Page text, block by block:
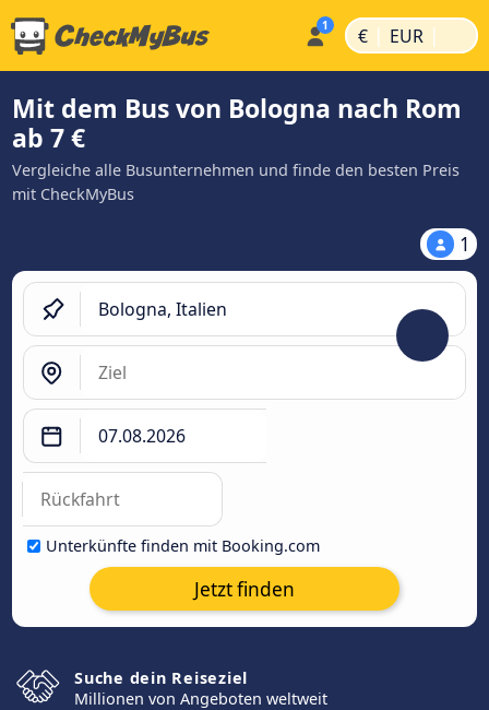
€ | EUR |
Mit dem Bus von Bologna nach Rom
ab 7 €
Vergleiche alle Busunternehmen und finde den besten Preis
mit CheckMyBus
1
Unterkünfte finden mit Booking.com
Jetzt finden
Suche dein Reiseziel
Millionen von Angeboten weltweit